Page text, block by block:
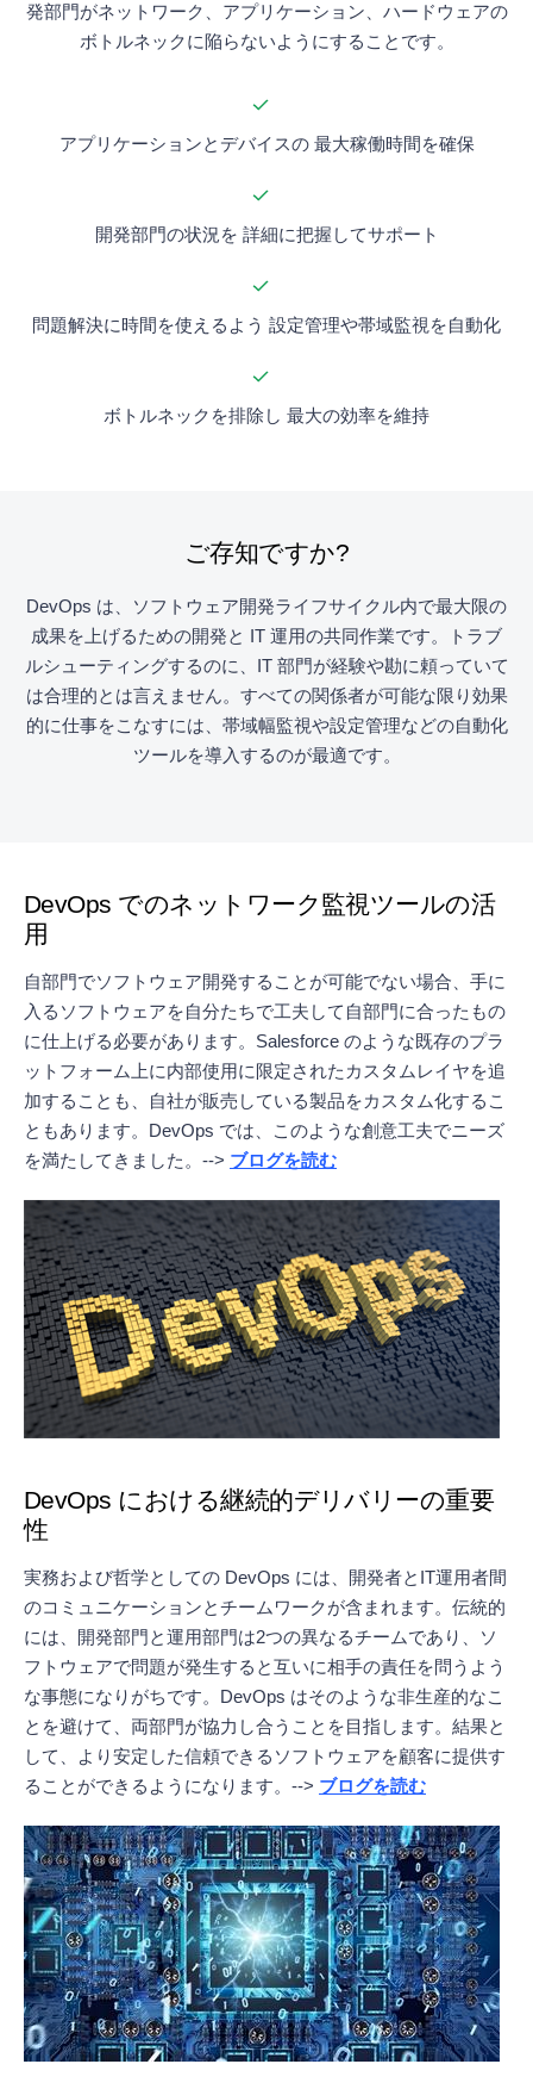
発部門がネットワーク、アプリケーション、ハードウェアの
ボトルネックに陥らないようにすることです。
アプリケーションとデバイスの 最大稼働時間を確保
開発部門の状況を 詳細に把握してサポート
問題解決に時間を使えるよう 設定管理や帯域監視を自動化
ボトルネックを排除し 最大の効率を維持
ご存知ですか?
DevOps は、ソフトウェア開発ライフサイクル内で最大限の
成果を上げるための開発と IT 運用の共同作業です。トラブ
ルシューティングするのに、IT 部門が経験や勘に頼っていて
は合理的とは言えません。すべての関係者が可能な限り効果
的に仕事をこなすには、帯域幅監視や設定管理などの自動化
ツールを導入するのが最適です。
DevOps でのネットワーク監視ツールの活
用
自部門でソフトウェア開発することが可能でない場合、手に
入るソフトウェアを自分たちで工夫して自部門に合ったもの
に仕上げる必要があります。Salesforce のような既存のプラ
ットフォーム上に内部使用に限定されたカスタムレイヤを追
加することも、自社が販売している製品をカスタム化するこ
ともあります。DevOps では、このような創意工夫でニーズ
を満たしてきました。--> ブログを読む
DevOps における継続的デリバリーの重要
性
実務および哲学としての DevOps には、開発者とIT運用者間
のコミュニケーションとチームワークが含まれます。伝統的
には、開発部門と運用部門は2つの異なるチームであり、ソ
フトウェアで問題が発生すると互いに相手の責任を問うよう
な事態になりがちです。DevOps はそのような非生産的なこ
とを避けて、両部門が協力し合うことを目指します。結果と
して、より安定した信頼できるソフトウェアを顧客に提供す
ることができるようになります。--> ブログを読む